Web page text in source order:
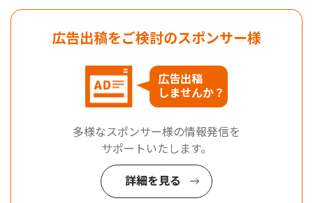
広告出稿をご検討のスポンサー様
広告出稿
しませんか？
多様なスポンサー様の情報発信を
サポートいたします。
詳細を見る